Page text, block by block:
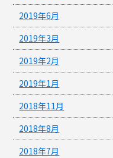
2019年6月
2019年3月
2019年2月
2019年1月
2018年11月
2018年8月
2018年7月